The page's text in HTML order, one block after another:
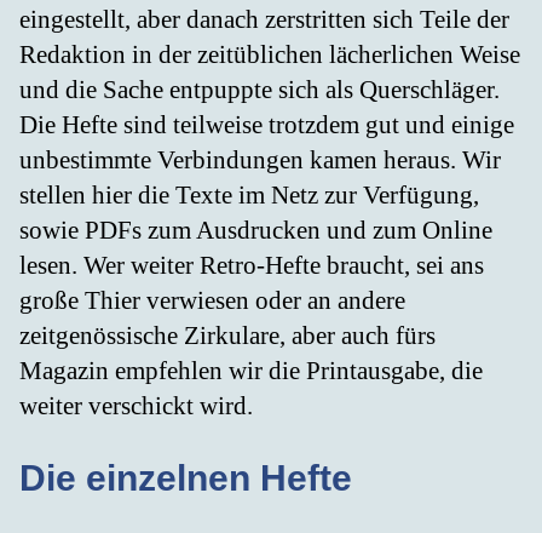
eingestellt, aber danach zerstritten sich Teile der
Redaktion in der zeitüblichen lächerlichen Weise
und die Sache entpuppte sich als Querschläger.
Die Hefte sind teilweise trotzdem gut und einige
unbestimmte Verbindungen kamen heraus. Wir
stellen hier die Texte im Netz zur Verfügung,
sowie PDFs zum Ausdrucken und zum Online
lesen. Wer weiter Retro-Hefte braucht, sei ans
große Thier verwiesen oder an andere
zeitgenössische Zirkulare, aber auch fürs
Magazin empfehlen wir die Printausgabe, die
weiter verschickt wird.
Die einzelnen Hefte